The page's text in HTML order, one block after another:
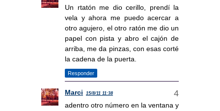
Un rtatón me dio cerillo, prendí la
vela y ahora me puedo acercar a
otro agujero, el otro ratón me dio un
papel con pista y abro el cajón de
arriba, me da pinzas, con esas corté
la cadena de la puerta.
Responder
Marci 15/8/11 11:38
adentro otro número en la ventana y